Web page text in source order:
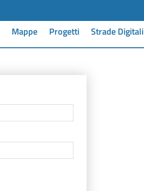
Mappe Progetti Strade Digitali